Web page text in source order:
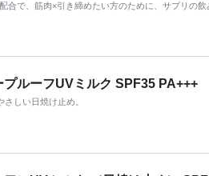
合で、筋肉×引き締めたい方のために、サプリの
ルーフUVミルク SPF35 PA+++
しい日焼け止め。